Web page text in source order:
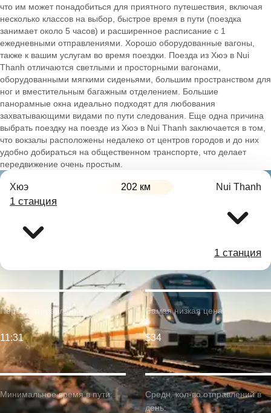
что им может понадобиться для приятного путешествия, включая
несколько классов на выбор, быстрое время в пути (поездка
занимает около 5 часов) и расширенное расписание с 1
ежедневными отправлениями. Хорошо оборудованные вагоны,
также к вашим услугам во время поездки. Поезда из Хюэ в Nui
Thanh отличаются светлыми и просторными вагонами,
оборудованными мягкими сиденьями, большим пространством для
ног и вместительным багажным отделением. Большие
панорамные окна идеально подходят для любования
захватывающими видами по пути следования. Еще одна причина
выбрать поездку на поезде из Хюэ в Nui Thanh заключается в том,
что вокзалы расположены недалеко от центров городов и до них
удобно добираться на общественном транспорте, что делает
передвижение очень простым.
Хюэ 202 км Nui Thanh
1 станция
1 станция
Минимальное время в пути:
Первое отправление:
11:31
Самая низкая цена:
$34
Средн. кол-во отправлений в
день: